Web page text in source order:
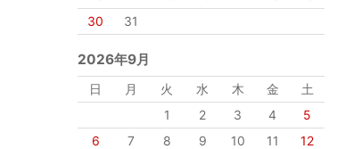
30
31
2026年9月
日 月 火 水 木 金
土
1
2 3 4
5
6
7 8 9 10 11
12